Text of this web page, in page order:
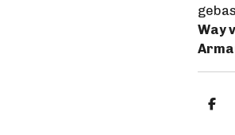
Way
D